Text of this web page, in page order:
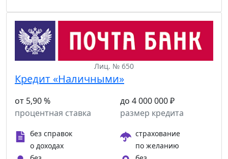
Лиц. № 650
Кредит «Наличными»
от 5,90 %
процентная ставка
до 4 000 000 ₽
размер кредита
без справок
о доходах
страхование
по желанию